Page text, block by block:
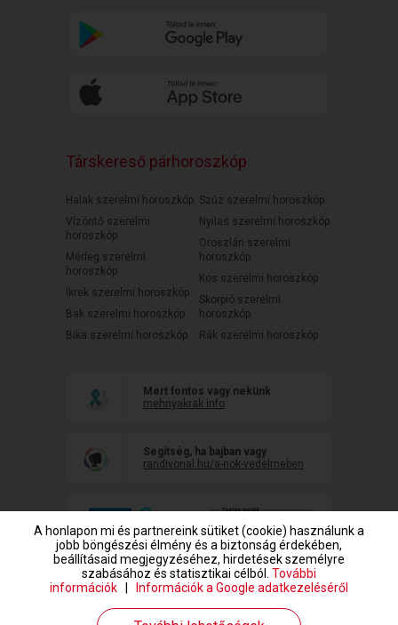
Társkereső párhoroszkóp
Halak szerelmi horoszkóp
Vízöntő szerelmi
horoszkóp
Mérleg szerelmi
horoszkóp
Ikrek szerelmi horoszkóp
Bak szerelmi horoszkóp
Bika szerelmi horoszkóp
Szűz szerelmi horoszkóp
Nyilas szerelmi horoszkóp
Oroszlán szerelmi
horoszkóp
Kos szerelmi horoszkóp
Skorpió szerelmi
horoszkóp
Rák szerelmi horoszkóp
Mert fontos vagy nekünk
mehnyakrak.info
Segítség, ha bajban vagy
randivonal.hu/a-nok-vedelmeben
www.randivonal.hu © Copyright 1999-2026 Dating Central Europe Zrt.
A honlapon mi és partnereink sütiket (cookie) használunk a
jobb böngészési élmény és a biztonság érdekében,
beállításaid megjegyzéséhez, hirdetések személyre
szabásához és statisztikai célból. További
információk
Információk a Google adatkezeléséről